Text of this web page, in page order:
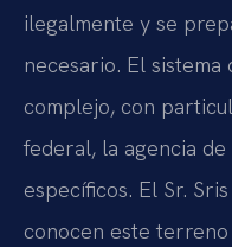
ilegalmente y se
necesario. El
complejo, con
federal, la agencia
específicos. El Sr.
conocen este